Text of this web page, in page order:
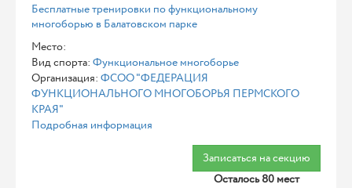
Бесплатные тренировки по функциональному
многоборью в Балатовском парке
Место:
Вид спорта: Функциональное многоборье
Организация: ФСОО "ФЕДЕРАЦИЯ
ФУНКЦИОНАЛЬНОГО МНОГОБОРЬЯ ПЕРМСКОГО
КРАЯ"
Подробная информация
Записаться на секцию
Осталось 80 мест